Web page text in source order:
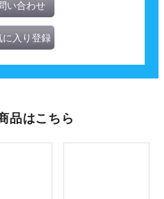
い合わせ
に入り登録
品はこちら